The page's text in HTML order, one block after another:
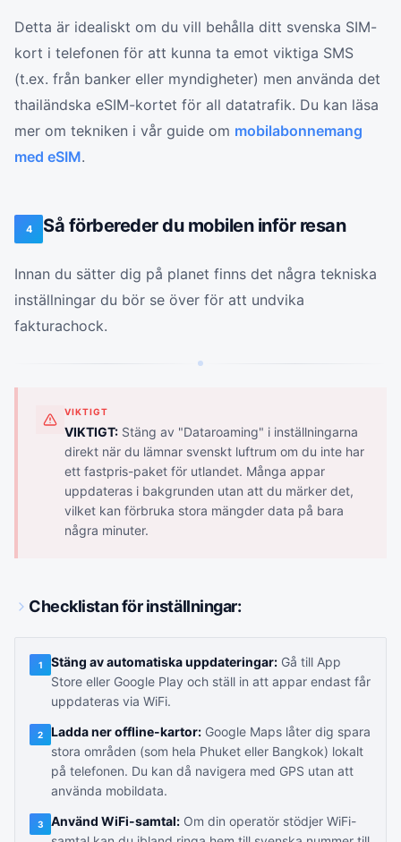
Detta är idealiskt om du vill behålla ditt svenska SIM-
kort i telefonen för att kunna ta emot viktiga SMS
(t.ex. från banker eller myndigheter) men använda det
thailändska eSIM-kortet för all datatrafik. Du kan läsa
mer om tekniken i vår guide om mobilabonnemang
med eSIM.
4 Så förbereder du mobilen inför resan
Innan du sätter dig på planet finns det några tekniska
inställningar du bör se över för att undvika
fakturachock.
VIKTIGT
VIKTIGT: Stäng av "Dataroaming" i inställningarna
direkt när du lämnar svenskt luftrum om du inte har
ett fastpris-paket för utlandet. Många appar
uppdateras i bakgrunden utan att du märker det,
vilket kan förbruka stora mängder data på bara
några minuter.
Checklistan för inställningar:
1 Stäng av automatiska uppdateringar: Gå till App
Store eller Google Play och ställ in att appar endast får
uppdateras via WiFi.
2 Ladda ner offline-kartor: Google Maps låter dig spara
stora områden (som hela Phuket eller Bangkok) lokalt
på telefonen. Du kan då navigera med GPS utan att
använda mobildata.
3 Använd WiFi-samtal: Om din operatör stödjer WiFi-